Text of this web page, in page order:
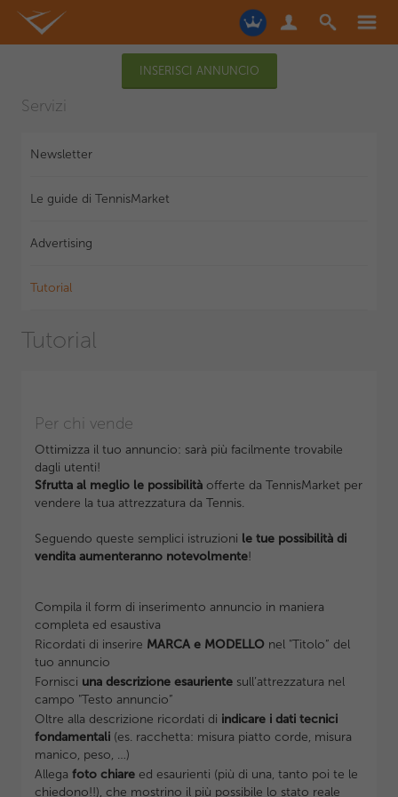
INSERISCI ANNUNCIO
Servizi
Newsletter
Le guide di TennisMarket
Advertising
Tutorial
Tutorial
Per chi vende
Ottimizza il tuo annuncio: sarà più facilmente trovabile
dagli utenti!
Sfrutta al meglio le possibilitàofferte da TennisMarket per
vendere la tua attrezzatura da Tennis.
Seguendo queste semplici istruzioni le tue possibilità di
vendita aumenteranno notevolmente!
Compila il form di inserimento annuncio in maniera
completa ed esaustiva
Ricordati di inserire MARCA e MODELLOnel "Titolo” del
tuo annuncio
Fornisci una descrizione esaurientesull’attrezzatura nel
campo "Testo annuncio”
Oltre alla descrizione ricordati di indicare i dati tecnici
fondamentali(es. racchetta: misura piatto corde, misura
manico, peso, …)
Allega foto chiareed esaurienti (più di una, tanto poi te le
chiedono!!), che mostrino il più possibile lo stato reale